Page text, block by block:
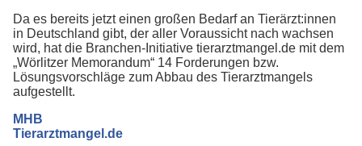
Da es bereits jetzt einen großen Bedarf an Tierärzt:innen
in Deutschland gibt, der aller Voraussicht nach wachsen
wird, hat die Branchen-Initiative tierarztmangel.de mit dem
„Wörlitzer Memorandum“ 14 Forderungen bzw.
Lösungsvorschläge zum Abbau des Tierarztmangels
aufgestellt.
MHB
Tierarztmangel.de